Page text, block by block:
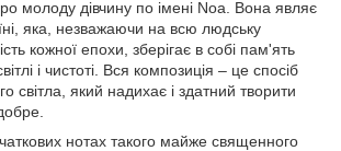
молоду дівчину по імені Noa. Вона являє
яка, незважаючи на всю людську
кожної епохи, зберігає в собі пам'ять
і чистоті. Вся композиція – це спосіб
світла, який надихає і здатний творити
нотах такого майже священного